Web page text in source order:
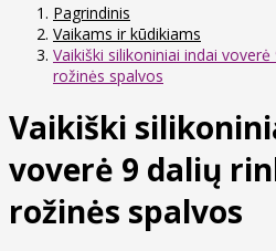
Pagrindinis
Vaikams ir kūdikiams
Vaikiški silikoniniai indai
rožinės spalvos
Vaikiški
voverė 9 dalių
rožinės spalvos